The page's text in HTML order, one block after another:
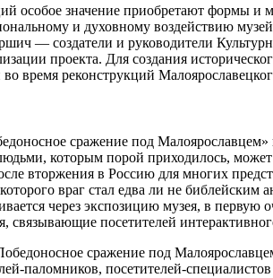
особое значение приобретают формы и
и духовному воздействию
— создатели и руководители
проекта. Для создания
время реконструкций
сражение под
которым порой приходилось,
вторжения в Россию для многих
враг стал едва ли не библейским
через экспозицию музея, в
связывающие посетителей
сражение под
паломников, посетителей-